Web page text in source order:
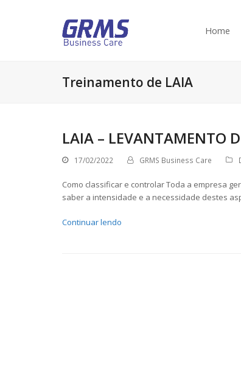
Home
Treinamento de LAIA
LAIA – LEVANTAMENTO
17/02/2022 GRMS Business Care
Como classificar e controlar Toda a empresa
saber a intensidade e a necessidade destes
Continuar lendo